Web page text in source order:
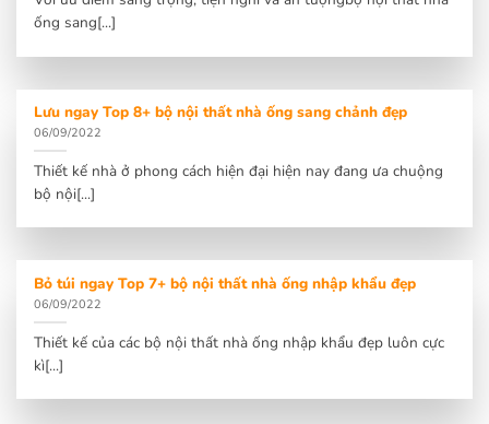
ống sang[...]
Lưu ngay Top 8+ bộ nội thất nhà ống sang chảnh đẹp
06/09/2022
Thiết kế nhà ở phong cách hiện đại hiện nay đang ưa chuộng
bộ nội[...]
Bỏ túi ngay Top 7+ bộ nội thất nhà ống nhập khẩu đẹp
06/09/2022
Thiết kế của các bộ nội thất nhà ống nhập khẩu đẹp luôn cực
kì[...]